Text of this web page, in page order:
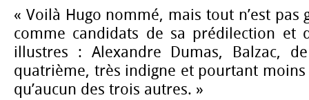
« Voilà Hugo nommé, mais tout n’est pas
comme candidats de sa prédilection et
illustres : Alexandre Dumas, Balzac,
quatrième, très indigne et pourtant
qu’aucun des trois autres. »